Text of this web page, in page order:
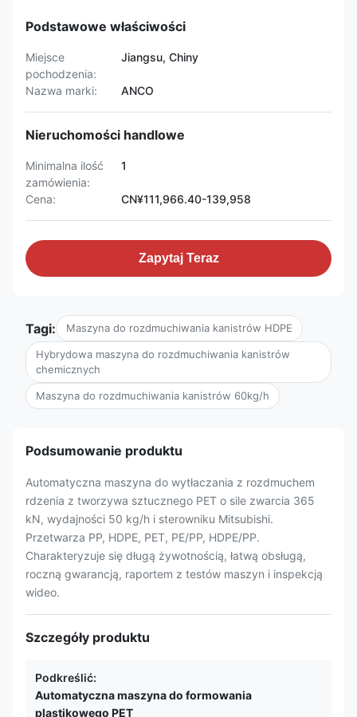
Podstawowe właściwości
Miejsce
pochodzenia:
Jiangsu, Chiny
Nazwa marki: ANCO
Nieruchomości handlowe
Minimalna ilość
zamówienia:
1
Cena: CN¥111,966.40-139,958
Zapytaj Teraz
Tagi: Maszyna do rozdmuchiwania kanistrów HDPE
Hybrydowa maszyna do rozdmuchiwania kanistrów
chemicznych
Maszyna do rozdmuchiwania kanistrów 60kg/h
Podsumowanie produktu
Automatyczna maszyna do wytłaczania z rozdmuchem
rdzenia z tworzywa sztucznego PET o sile zwarcia 365
kN, wydajności 50 kg/h i sterowniku Mitsubishi.
Przetwarza PP, HDPE, PET, PE/PP, HDPE/PP.
Charakteryzuje się długą żywotnością, łatwą obsługą,
roczną gwarancją, raportem z testów maszyn i inspekcją
wideo.
Szczegóły produktu
Podkreślić:
Automatyczna maszyna do formowania
plastikowego PET